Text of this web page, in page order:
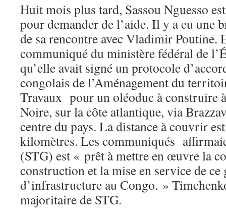
Huit mois plus tard, Sassou Nguesso
pour demander de l’aide. Il y a eu une
de sa rencontre avec Vladimir Poutine.
communiqué du ministère fédéral de
qu’elle avait signé un protocole
congolais de l’Aménagement du
Travaux pour un oléoduc à construire
Noire, sur la côte atlantique, via
centre du pays. La distance à couvrir
kilomètres. Les communiqués
(STG) est « prêt à mettre en œuvre la
construction et la mise en service de
d’infrastructure au Congo. »
majoritaire de STG.